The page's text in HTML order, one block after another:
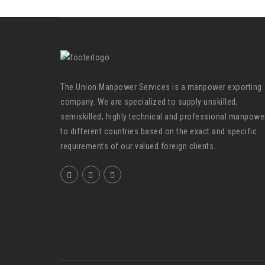
The Union Manpower Services is a manpower exporting
company. We are specialized to supply unskilled,
semiskilled, highly technical and professional
to different countries based on the exact and specific
requirements of our valued foreign clients.